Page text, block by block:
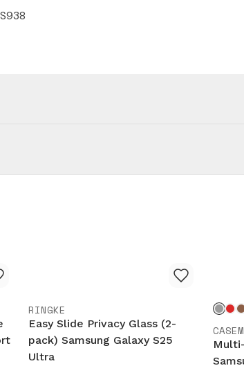
RINGKE
Easy Slide Privacy Glass (2-
pack) Samsung Galaxy S25
Ultra